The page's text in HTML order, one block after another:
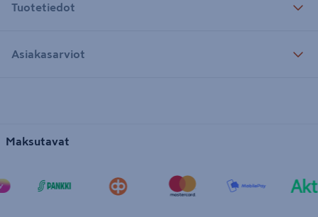
Tuotetiedot
Asiakasarviot
Maksutavat